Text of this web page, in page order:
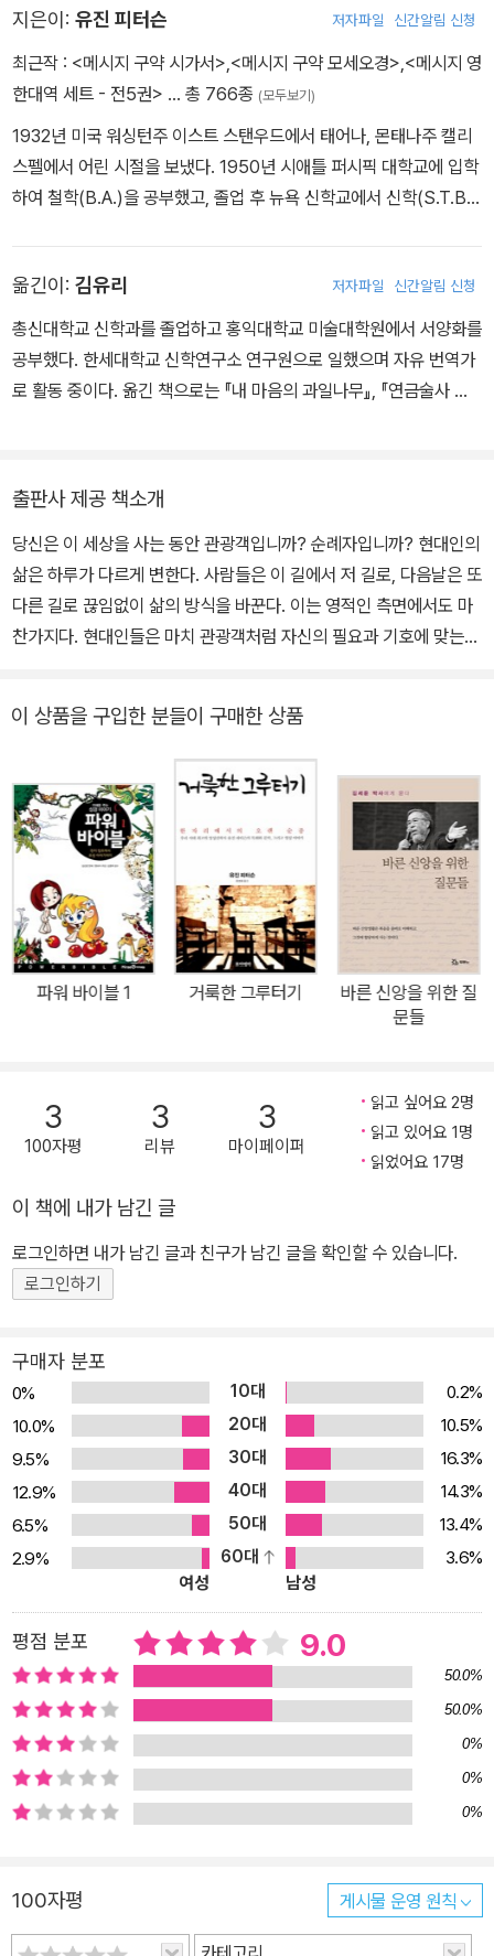
지은이: 유진 피터슨 저자파일 신간알림 신청
최근작 : <메시지 구약 시가서>,<메시지 구약 모세오경>,<메시지 영
한대역 세트 - 전5권> … 총 766종 (모두보기)
1932년 미국 워싱턴주 이스트 스탠우드에서 태어나, 몬태나주 캘리
스펠에서 어린 시절을 보냈다. 1950년 시애틀 퍼시픽 대학교에 입학
하여 철학(B.A.)을 공부했고, 졸업 후 뉴욕 신학교에서 신학(S.T.B.)
사 안수를 받았다. 1959년부터 뉴욕 신학교에서 성경 원어와 성경을
가르치며, 뉴욕시 화이트 플레인스 장로교회 협동목사로 사역했다(이
시기 동안 목회자로서의 정체성과 소명을 깨닫는다). 1962년, 교수
직을 사임하고 메릴랜드주의 작은 마을 벨 에어에서 ‘그리스도 우리
말을 남기며 여든다섯의 나이로 이 땅에서의 ‘순례 여행’을 마감했다.
주요 저서로는 성경을 오늘의 일상의 언어로 번역한 『메시지』 외에,
『물총새에 불이 붙듯』『일상, 부활을 살다』『사복음서 설교』『요한계시
록 설교』『잘 산다는 것』『아침마다 새로우니』『길 위의 빛, 예수 그리
스도』(복 있는 사람), 『한 길 가는 순례자』『주와 함께 달려가리이다』
옮긴이: 김유리 저자파일 신간알림 신청
총신대학교 신학과를 졸업하고 홍익대학교 미술대학원에서 서양화를
공부했다. 한세대학교 신학연구소 연구원으로 일했으며 자유 번역가
로 활동 중이다. 옮긴 책으로는 『내 마음의 과일나무』, 『연금술사 하
출판사 제공 책소개
당신은 이 세상을 사는 동안 관광객입니까? 순례자입니까? 현대인의
삶은 하루가 다르게 변한다. 사람들은 이 길에서 저 길로, 다음날은 또
다른 길로 끊임없이 삶의 방식을 바꾼다. 이는 영적인 측면에서도 마
찬가지다. 현대인들은 마치 관광객처럼 자신의 필요과 기호에 맞는
그리스도의 길을 따라 나아가는 순례자와 같은 영성을 갖추라고 말한
다. 그리고 순례자들이 예루살렘 성전으로 가는 길에 불렀던 열다섯
편의 노래를 통해, 이 세상에서 그리스도인으로 살아가는 데 필요한
용기와 지혜 그리고 험한 여정을 극복할 수 있는 위로를 전해 준다. 이
열다섯 편의 노래는 히브리 순례자들이 성대한 예배 축제가 열리는
예루살렘 여정 중에 순서대로 불렀던 노래로 보인다. 지리적으로 예
루살렘은 팔레스타인에서 가장 높은 지대에 위치하고 있어서, 그 곳
의 여행객들은 대부분의 시간을 등반에 보내게 된다. 그러나 이 등반
은 문자적인 의미뿐만 아니라 은유적인 뜻을 담고 있다. 예루살렘 성
지 순례는 하나님을 앙망하는 상향적 삶, 곧 바울이 "푯대를 향하여
실존적 삶을 표상한다. 제자로서의 일상을 접어 두고, 장터나 마을, 농
촌과 도시에서의 삶의 터전을 떠나 순례자로서 예루살렘에 오를 때
이 열다섯 편의 시를 부르던 히브리인들, 그들의 모습은 그리스도인
을 이해하는 데 최선의 배경이 되는 것이다. 믿음의 길에 들어선 이들
에게 '그 길에서 부르는 노래'보다 더 좋은 노래는 없을 것이다. 더 이
상 관광객이 아닌 순례자로 살기로 한 이들을 위해 '성전에 올라가는
겨움까지 겸비하고 있다.
이 상품을 구입한 분들이 구매한 상품
파워 바이블 1 거룩한 그루터기
바른 신앙을 위한 질
문들
3
100자평
3
리뷰
3
마이페이퍼
읽고 싶어요 2명
읽고 있어요 1명
읽었어요 17명
이 책에 내가 남긴 글
로그인하면 내가 남긴 글과 친구가 남긴 글을 확인할 수 있습니다.
로그인하기
구매자 분포
0% 10대
0.2%
10.0%
20대
10.5%
9.5%
30대
16.3%
12.9%
40대
14.3%
6.5%
50대
13.4%
2.9%
60대
3.6%
여성
남성
평점 분포 9.0
50.0%
50.0%
0%
0%
0%
100자평 게시물 운영 원칙